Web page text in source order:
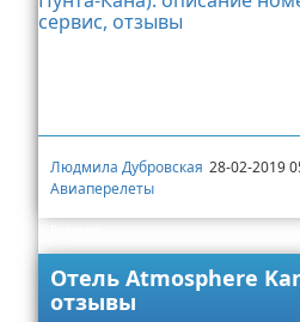
Билеты
Турагенства
Разное про отдых
Людмила Дубровская 28-02-2019
Авиаперелеты
Отель Atmosphere
отзывы